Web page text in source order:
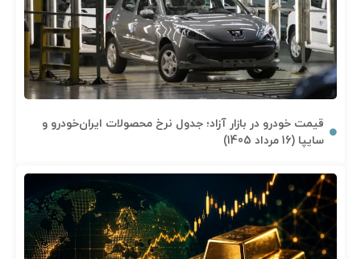
قیمت خودرو در بازار آزاد؛ جدول نرخ محصولات ایران‌خودرو و
سایپا (16 مرداد 1405)